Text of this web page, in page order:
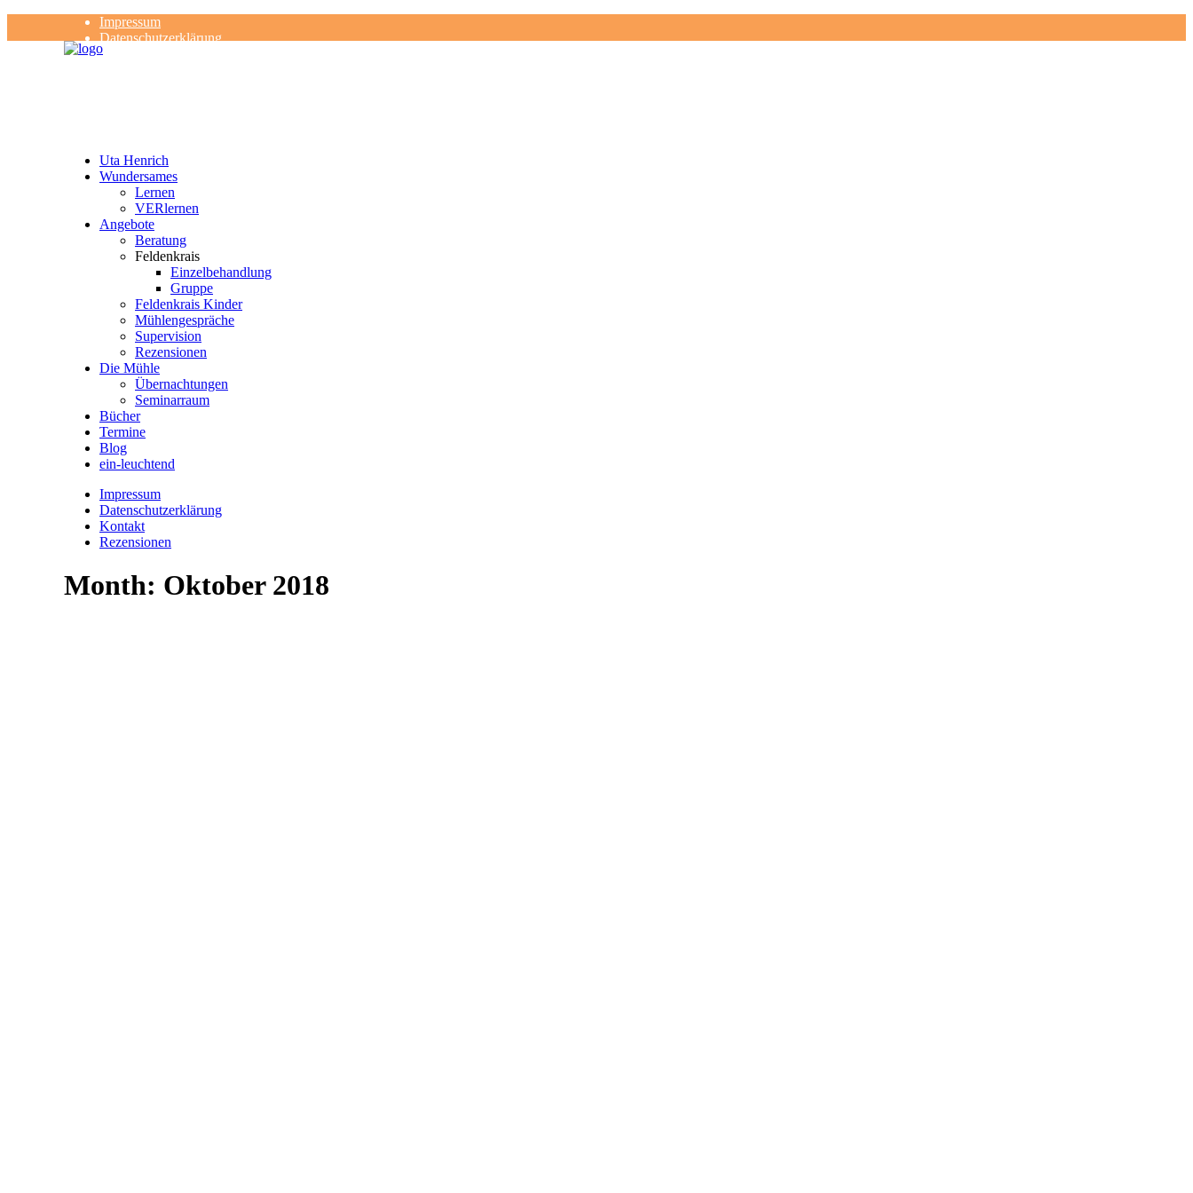
Impressum
Datenschutzerklärung
Kontakt
Uta Henrich
Wundersames
Lernen
VERlernen
Angebote
Beratung
Feldenkrais
Einzelbehandlung
Gruppe
Feldenkrais Kinder
Mühlengespräche
Supervision
Rezensionen
Die Mühle
Übernachtungen
Seminarraum
Bücher
Termine
Blog
ein-leuchtend
Impressum
Datenschutzerklärung
Kontakt
Rezensionen
Month: Oktober 2018